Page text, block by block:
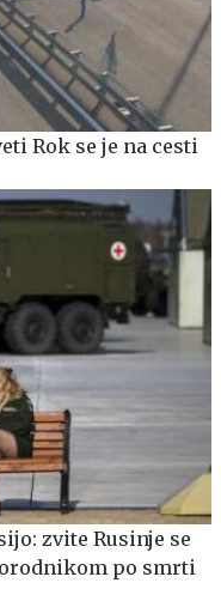
Rok se je na cesti
zvite Rusinje se
po smrti